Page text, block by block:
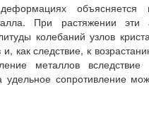
объясняется
При растяжении
колебаний узлов
как следствие, к
металлов
удельное сопротивление